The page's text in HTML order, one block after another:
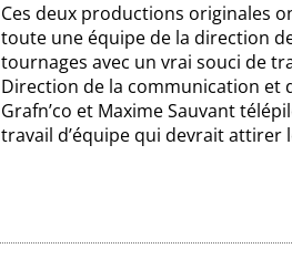
Ces deux productions originales
toute une équipe de la direction
tournages avec un vrai souci de
Direction de la communication et
Grafn’co et Maxime Sauvant
travail d’équipe qui devrait attirer